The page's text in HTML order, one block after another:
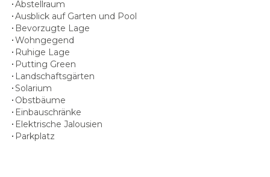
Abstellraum
Ausblick auf Garten und Pool
Bevorzugte Lage
Wohngegend
Ruhige Lage
Putting Green
Landschaftsgärten
Solarium
Obstbäume
Einbauschränke
Elektrische Jalousien
Parkplatz